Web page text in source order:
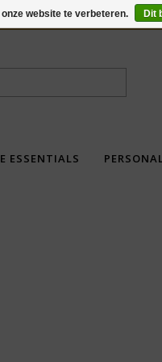
ESSENTIALS
website te verbeteren. Dit